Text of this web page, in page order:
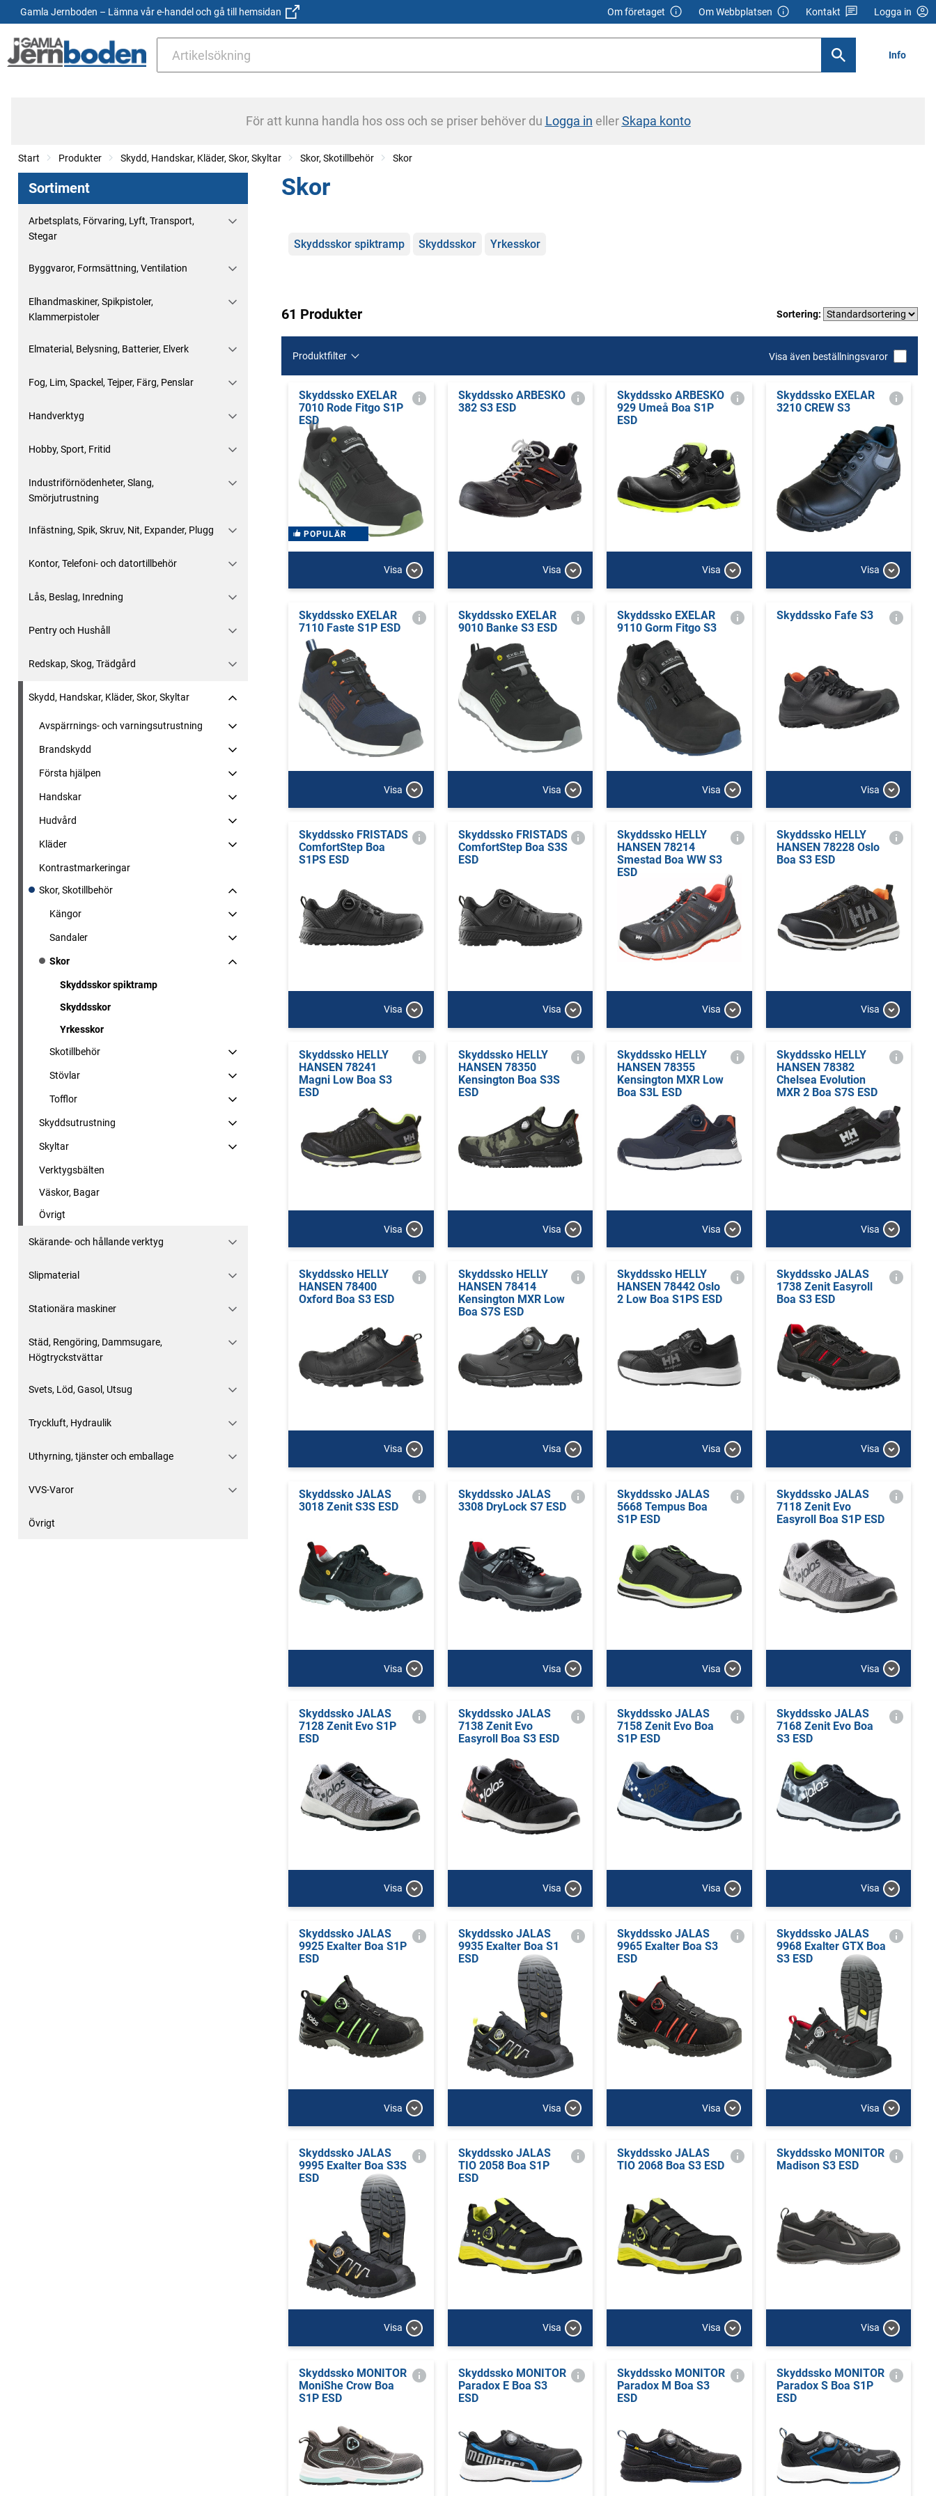
Gamla Jernboden – Lämna vår e-handel och gå till hemsidan Om företaget Om Webbplatsen Kontakt Logga in
Info
För att kunna handla hos oss och se priser behöver du Logga in ellerSkapa konto
Start Produkter Skydd, Handskar, Kläder, Skor, Skyltar Skor, Skotillbehör Skor
Sortiment
Arbetsplats, Förvaring, Lyft, Transport,
Stegar
Byggvaror, Formsättning, Ventilation
Elhandmaskiner, Spikpistoler,
Klammerpistoler
Elmaterial, Belysning, Batterier, Elverk
Fog, Lim, Spackel, Tejper, Färg, Penslar
Handverktyg
Hobby, Sport, Fritid
Industriförnödenheter, Slang,
Smörjutrustning
Infästning, Spik, Skruv, Nit, Expander, Plugg
Kontor, Telefoni- och datortillbehör
Lås, Beslag, Inredning
Pentry och Hushåll
Redskap, Skog, Trädgård
Skydd, Handskar, Kläder, Skor, Skyltar
Avspärrnings- och varningsutrustning
Brandskydd
Första hjälpen
Handskar
Hudvård
Kläder
Kontrastmarkeringar
Skor, Skotillbehör
Kängor
Sandaler
Skor
Skyddsskor spiktramp
Skyddsskor
Yrkesskor
Skotillbehör
Stövlar
Tofflor
Skyddsutrustning
Skyltar
Verktygsbälten
Väskor, Bagar
Övrigt
Skärande- och hållande verktyg
Slipmaterial
Stationära maskiner
Städ, Rengöring, Dammsugare,
Högtryckstvättar
Svets, Löd, Gasol, Utsug
Tryckluft, Hydraulik
Uthyrning, tjänster och emballage
VVS-Varor
Övrigt
Skor
Kategorier
Skyddsskor spiktramp Skyddsskor Yrkesskor
61 Produkter Sortering:
Produktfilter Visa även beställningsvaror
Skyddssko EXELAR
7010 Rode Fitgo S1P
ESD
POPULÄR
Visa
Skyddssko ARBESKO
382 S3 ESD
Visa
Skyddssko ARBESKO
929 Umeå Boa S1P
ESD
Visa
Skyddssko EXELAR
3210 CREW S3
Visa
Skyddssko EXELAR
7110 Faste S1P ESD
Visa
Skyddssko EXELAR
9010 Banke S3 ESD
Visa
Skyddssko EXELAR
9110 Gorm Fitgo S3
Visa
Skyddssko Fafe S3
Visa
Skyddssko FRISTADS
ComfortStep Boa
S1PS ESD
Visa
Skyddssko FRISTADS
ComfortStep Boa S3S
ESD
Visa
Skyddssko HELLY
HANSEN 78214
Smestad Boa WW S3
ESD
Visa
Skyddssko HELLY
HANSEN 78228 Oslo
Boa S3 ESD
Visa
Skyddssko HELLY
HANSEN 78241
Magni Low Boa S3
ESD
Visa
Skyddssko HELLY
HANSEN 78350
Kensington Boa S3S
ESD
Visa
Skyddssko HELLY
HANSEN 78355
Kensington MXR Low
Boa S3L ESD
Visa
Skyddssko HELLY
HANSEN 78382
Chelsea Evolution
MXR 2 Boa S7S ESD
Visa
Skyddssko HELLY
HANSEN 78400
Oxford Boa S3 ESD
Visa
Skyddssko HELLY
HANSEN 78414
Kensington MXR Low
Boa S7S ESD
Visa
Skyddssko HELLY
HANSEN 78442 Oslo
2 Low Boa S1PS ESD
Visa
Skyddssko JALAS
1738 Zenit Easyroll
Boa S3 ESD
Visa
Skyddssko JALAS
3018 Zenit S3S ESD
Visa
Skyddssko JALAS
3308 DryLock S7 ESD
Visa
Skyddssko JALAS
5668 Tempus Boa
S1P ESD
Visa
Skyddssko JALAS
7118 Zenit Evo
Easyroll Boa S1P ESD
Visa
Skyddssko JALAS
7128 Zenit Evo S1P
ESD
Visa
Skyddssko JALAS
7138 Zenit Evo
Easyroll Boa S3 ESD
Visa
Skyddssko JALAS
7158 Zenit Evo Boa
S1P ESD
Visa
Skyddssko JALAS
7168 Zenit Evo Boa
S3 ESD
Visa
Skyddssko JALAS
9925 Exalter Boa S1P
ESD
Visa
Skyddssko JALAS
9935 Exalter Boa S1
ESD
Visa
Skyddssko JALAS
9965 Exalter Boa S3
ESD
Visa
Skyddssko JALAS
9968 Exalter GTX Boa
S3 ESD
Visa
Skyddssko JALAS
9995 Exalter Boa S3S
ESD
Visa
Skyddssko JALAS
TIO 2058 Boa S1P
ESD
Visa
Skyddssko JALAS
TIO 2068 Boa S3 ESD
Visa
Skyddssko MONITOR
Madison S3 ESD
Visa
Skyddssko MONITOR
MoniShe Crow Boa
S1P ESD
Skyddssko MONITOR
Paradox E Boa S3
ESD
Skyddssko MONITOR
Paradox M Boa S3
ESD
Skyddssko MONITOR
Paradox S Boa S1P
ESD